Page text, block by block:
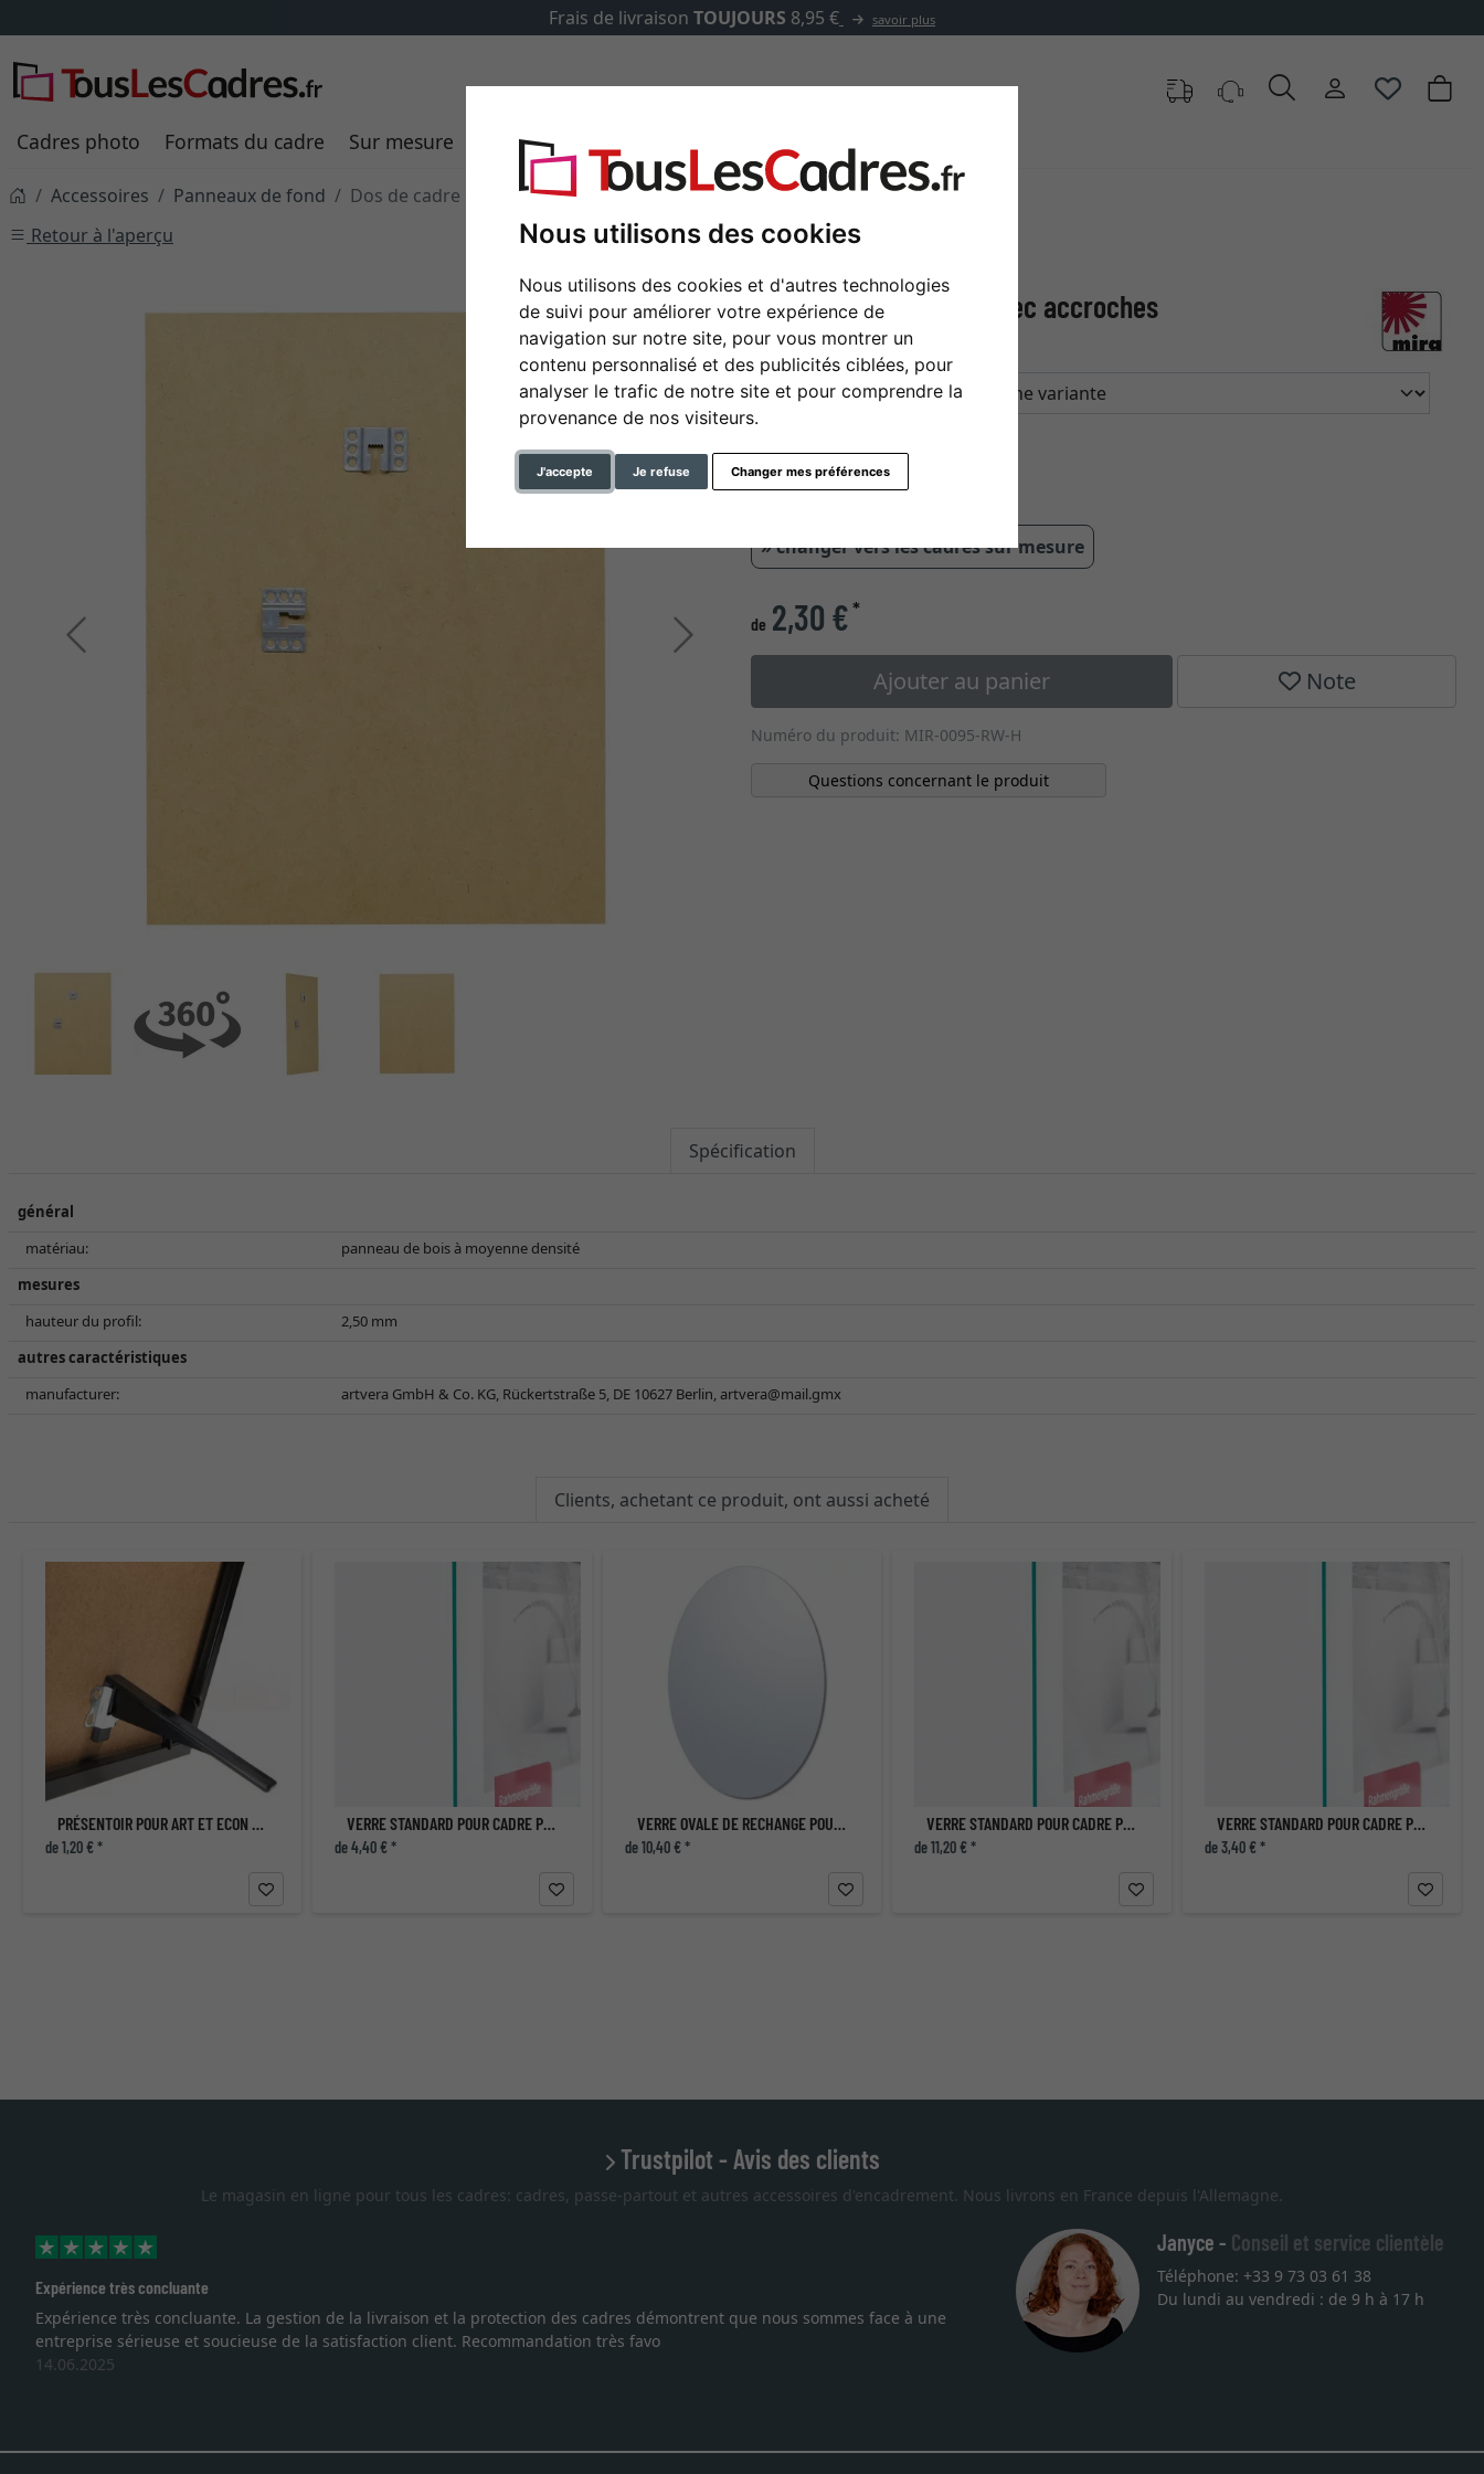
Nous utilisons des cookies
Nous utilisons des cookies et d'autres technologies
de suivi pour améliorer votre expérience de
navigation sur notre site, pour vous montrer un
contenu personnalisé et des publicités ciblées, pour
analyser le trafic de notre site et pour comprendre la
provenance de nos visiteurs.
J'accepte Je refuse Changer mes préférences
Frais de livraison TOUJOURS 8,95 € savoir plus
Cadres photo Formats du cadre Sur mesure Passe-partout
Accessoires Panneaux de fond
Dos de cadre en MDF avec accroches
Retour à l'aperçu
Retour Continuer
Dos de cadre en MDF avec accroches
format
2,50 mm
» changer vers les cadres sur mesure
de 2,30 €*
Ajouter au panier Note
Numéro du produit: MIR-0095-RW-H
Questions concernant le produit
Spécification
général
matériau:
panneau de bois à moyenne densité
mesures
hauteur du profil:
2,50 mm
autres caractéristiques
manufacturer:
artvera GmbH & Co. KG, Rückertstraße 5, DE 10627 Berlin,artvera@mail.gmx
Clients, achetant ce produit, ont aussi acheté
PRÉSENTOIR POUR ART ET ECON DE MIRA
de 1,20 € *
VERRE STANDARD POUR CADRE PHOTO
de 4,40 € *
VERRE OVALE DE RECHANGE POUR CADRE
de 10,40 € *
VERRE STANDARD POUR CADRE PHOTO
de 11,20 € *
VERRE STANDARD POUR CADRE PHOTO
de 3,40 € *
Trustpilot - Avis des clients
Le magasin en ligne pour tous les cadres: cadres, passe-partout et autres accessoires d'encadrement. Nous livrons en France depuis l'Allemagne.
Expérience très concluante
Expérience très concluante. La gestion de la livraison et la protection des cadres démontrent que nous sommes face à une
entreprise sérieuse et soucieuse de la satisfaction client. Recommandation très favo
14.06.2025
Janyce - Conseil et service clientèle
Téléphone: +33 9 73 03 61 38
Du lundi au vendredi : de 9 h à 17 h